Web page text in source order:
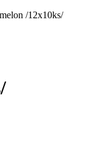
/12x10ks/